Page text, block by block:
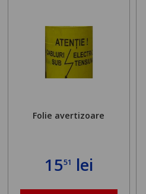
Folie avertizoare
1551 lei